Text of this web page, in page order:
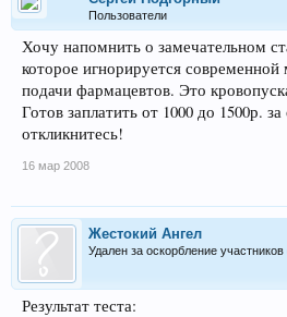
Пользователи
Хочу напомнить о замечательном
которое игнорируется
подачи фармацевтов. Это
Готов заплатить от 1000 до 1500р.
откликнитесь!
16 мар 2008
Жестокий Ангел
Удален за оскорбление
Результат теста: